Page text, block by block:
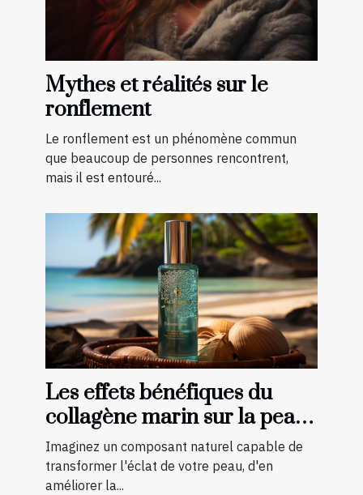
Mythes et réalités sur le
ronflement
Le ronflement est un phénomène commun
que beaucoup de personnes rencontrent,
mais il est entouré...
Les effets bénéfiques du
collagène marin sur la peau :
une transformation à
découvrir
Imaginez un composant naturel capable de
transformer l'éclat de votre peau, d'en
améliorer la...